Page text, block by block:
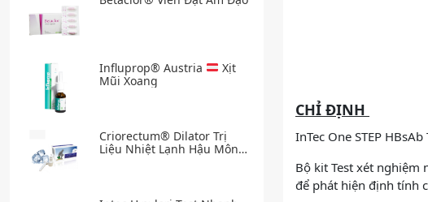
Influprop® Austria
Xịt
Mũi Xoang
Criorectum® Dilator Trị
Liệu Nhiệt Lạnh Hậu Môn
CHỈ ĐỊNH
InTec One STEP HBsAb
Bộ kit Test xét nghiệm
để phát hiện định tính